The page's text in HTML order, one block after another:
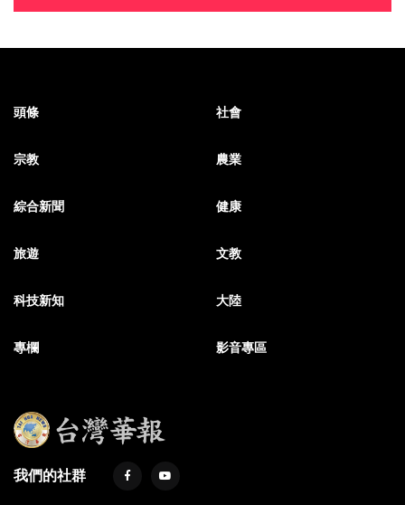
頭條 社會
宗教 農業
綜合新聞 健康
旅遊 文教
科技新知 大陸
專欄 影音專區
我們的社群